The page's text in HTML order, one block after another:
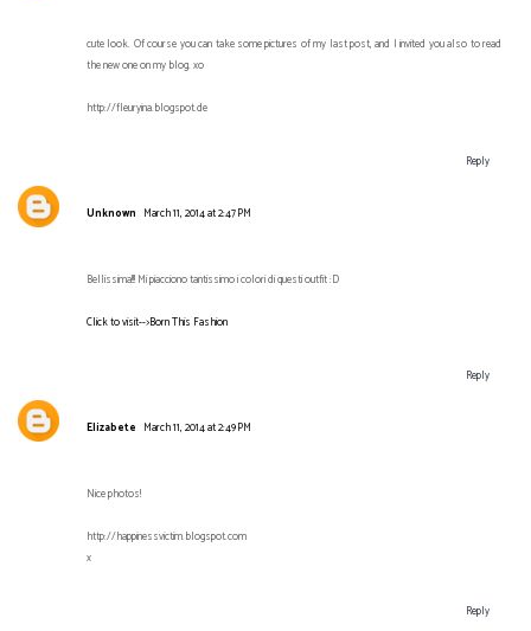
cute look. Of course you can take some pictures of my last post, and I invited you also to read
the new one on my blog. xo
http://fleuryina.blogspot.de
Reply
Unknown March 11, 2014 at 2:47 PM
Bellissima!!! Mi piacciono tantissimo i colori di questi outfit :D
Click to visit-->Born This Fashion
Reply
Elizabete March 11, 2014 at 2:49 PM
Nice photos!
http://happinessvictim.blogspot.com
x
Reply